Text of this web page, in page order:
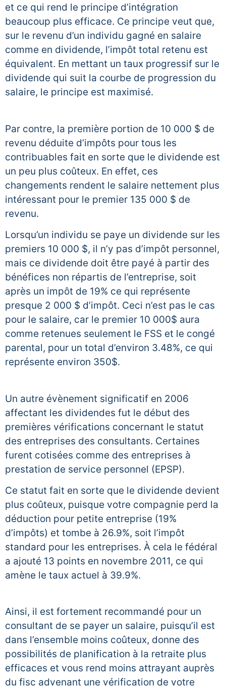
et ce qui rend le principe d’intégration
beaucoup plus efficace. Ce principe veut que,
sur le revenu d’un individu gagné en salaire
comme en dividende, l’impôt total retenu est
équivalent. En mettant un taux progressif sur le
dividende qui suit la courbe de progression du
salaire, le principe est maximisé.
Par contre, la première portion de 10 000 $ de
revenu déduite d’impôts pour tous les
contribuables fait en sorte que le dividende est
un peu plus coûteux. En effet, ces
changements rendent le salaire nettement plus
intéressant pour le premier 135 000 $ de
revenu.
Lorsqu’un individu se paye un dividende sur les
premiers 10 000 $, il n’y pas d’impôt personnel,
mais ce dividende doit être payé à partir des
bénéfices non répartis de l’entreprise, soit
après un impôt de 19% ce qui représente
presque 2 000 $ d’impôt. Ceci n’est pas le cas
pour le salaire, car le premier 10 000$ aura
comme retenues seulement le FSS et le congé
parental, pour un total d’environ 3.48%, ce qui
représente environ 350$.
Un autre évènement significatif en 2006
affectant les dividendes fut le début des
premières vérifications concernant le statut
des entreprises des consultants. Certaines
furent cotisées comme des entreprises à
prestation de service personnel (EPSP).
Ce statut fait en sorte que le dividende devient
plus coûteux, puisque votre compagnie perd la
déduction pour petite entreprise (19%
d’impôts) et tombe à 26.9%, soit l’impôt
standard pour les entreprises. À cela le fédéral
a ajouté 13 points en novembre 2011, ce qui
amène le taux actuel à 39.9%.
Ainsi, il est fortement recommandé pour un
consultant de se payer un salaire, puisqu’il est
dans l’ensemble moins coûteux, donne des
possibilités de planification à la retraite plus
efficaces et vous rend moins attrayant auprès
du fisc advenant une vérification de votre